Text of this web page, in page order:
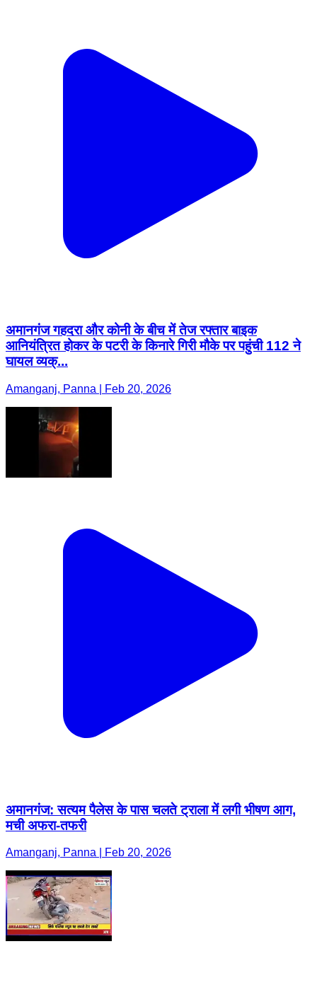
अमानगंज गहदरा और कोनी के बीच में तेज रफ्तार बाइक
आनियंत्रित होकर के पटरी के किनारे गिरी मौके पर पहुंची 112 ने
घायल व्यक्...
Amanganj, Panna | Feb 20, 2026
अमानगंज: सत्यम पैलेस के पास चलते ट्राला में लगी भीषण आग,
मची अफरा-तफरी
Amanganj, Panna | Feb 20, 2026